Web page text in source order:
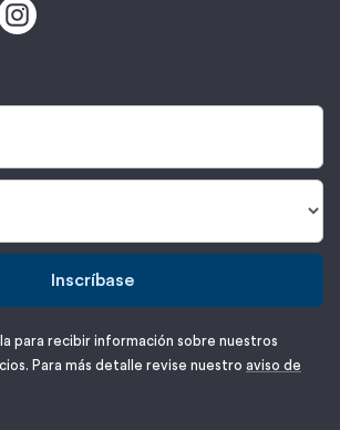
Inscríbase
para recibir información sobre nuestros
Para más detalle revise nuestro aviso de